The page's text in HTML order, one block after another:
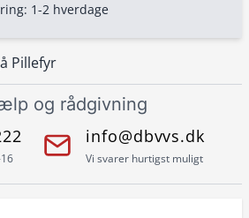
Pillefyr
1-2 hverdage
og rådgivning
info@dbvvs.dk
Vi svarer hurtigst muligt